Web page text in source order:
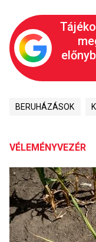
BERUHÁZÁSOK
VÉLEMÉNYVEZÉR